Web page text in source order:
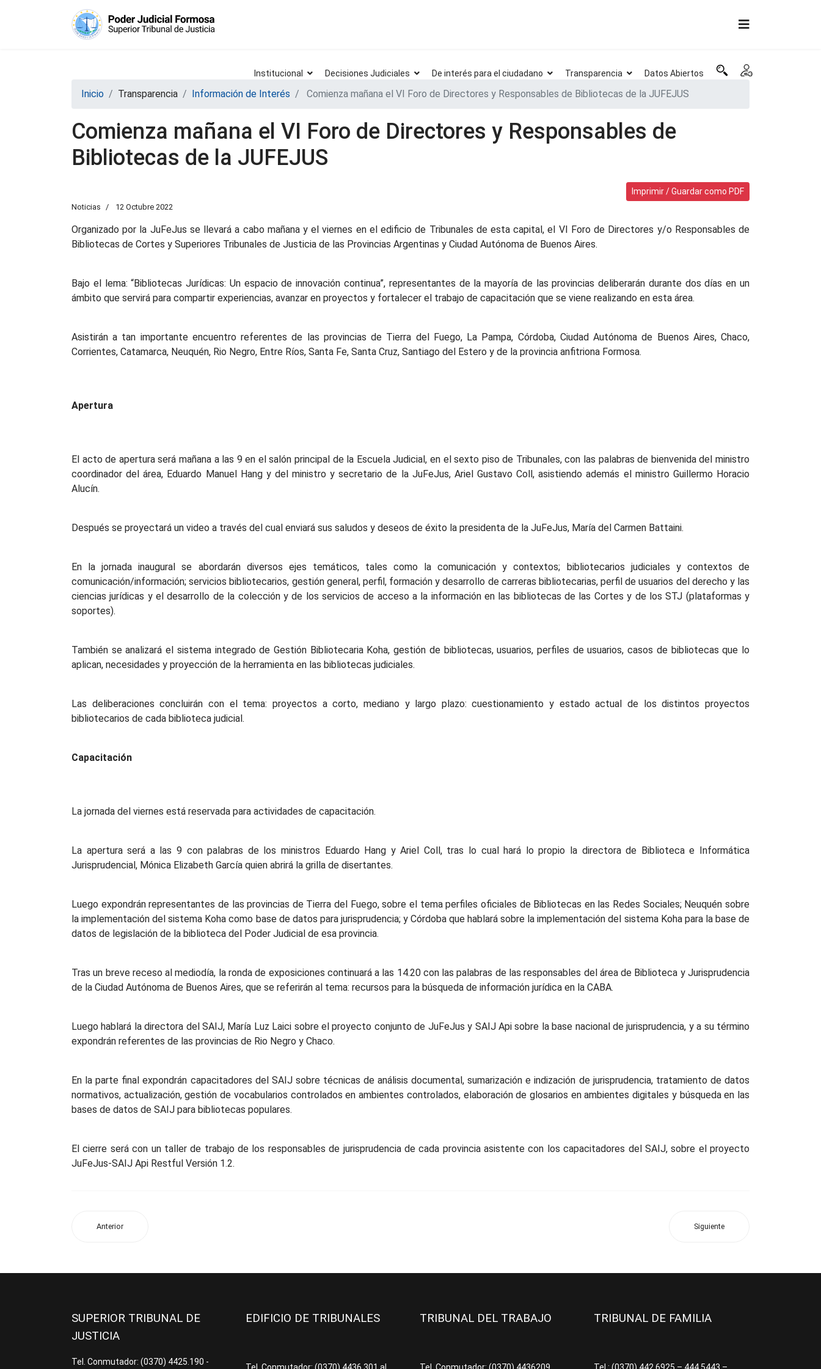
Institucional Decisiones Judiciales De interés para el ciudadano Transparencia Datos Abiertos
Inicio Transparencia Información de Interés Comienza mañana el VI Foro de Directores y Responsables de Bibliotecas de la JUFEJUS
Comienza mañana el VI Foro de Directores y Responsables de
Bibliotecas de la JUFEJUS
Imprimir / Guardar como PDF
Noticias 12 Octubre 2022
Organizado por la JuFeJus se llevará a cabo mañana y el viernes en el edificio de Tribunales de esta capital, el VI Foro de Directores y/o Responsables de
Bibliotecas de Cortes y Superiores Tribunales de Justicia de las Provincias Argentinas y Ciudad Autónoma de Buenos Aires.
Bajo el lema: “Bibliotecas Jurídicas: Un espacio de innovación continua”, representantes de la mayoría de las provincias deliberarán durante dos días en un
ámbito que servirá para compartir experiencias, avanzar en proyectos y fortalecer el trabajo de capacitación que se viene realizando en esta área.
Asistirán a tan importante encuentro referentes de las provincias de Tierra del Fuego, La Pampa, Córdoba, Ciudad Autónoma de Buenos Aires, Chaco,
Corrientes, Catamarca, Neuquén, Rio Negro, Entre Ríos, Santa Fe, Santa Cruz, Santiago del Estero y de la provincia anfitriona Formosa.
Apertura
El acto de apertura será mañana a las 9 en el salón principal de la Escuela Judicial, en el sexto piso de Tribunales, con las palabras de bienvenida del ministro
coordinador del área, Eduardo Manuel Hang y del ministro y secretario de la JuFeJus, Ariel Gustavo Coll, asistiendo además el ministro Guillermo Horacio
Alucín.
Después se proyectará un video a través del cual enviará sus saludos y deseos de éxito la presidenta de la JuFeJus, María del Carmen Battaini.
En la jornada inaugural se abordarán diversos ejes temáticos, tales como la comunicación y contextos; bibliotecarios judiciales y contextos de
comunicación/información; servicios bibliotecarios, gestión general, perfil, formación y desarrollo de carreras bibliotecarias, perfil de usuarios del derecho y las
ciencias jurídicas y el desarrollo de la colección y de los servicios de acceso a la información en las bibliotecas de las Cortes y de los STJ (plataformas y
soportes).
También se analizará el sistema integrado de Gestión Bibliotecaria Koha, gestión de bibliotecas, usuarios, perfiles de usuarios, casos de bibliotecas que lo
aplican, necesidades y proyección de la herramienta en las bibliotecas judiciales.
Las deliberaciones concluirán con el tema: proyectos a corto, mediano y largo plazo: cuestionamiento y estado actual de los distintos proyectos
bibliotecarios de cada biblioteca judicial.
Capacitación
La jornada del viernes está reservada para actividades de capacitación.
La apertura será a las 9 con palabras de los ministros Eduardo Hang y Ariel Coll, tras lo cual hará lo propio la directora de Biblioteca e Informática
Jurisprudencial, Mónica Elizabeth García quien abrirá la grilla de disertantes.
Luego expondrán representantes de las provincias de Tierra del Fuego, sobre el tema perfiles oficiales de Bibliotecas en las Redes Sociales; Neuquén sobre
la implementación del sistema Koha como base de datos para jurisprudencia; y Córdoba que hablará sobre la implementación del sistema Koha para la base de
datos de legislación de la biblioteca del Poder Judicial de esa provincia.
Tras un breve receso al mediodía, la ronda de exposiciones continuará a las 14.20 con las palabras de las responsables del área de Biblioteca y Jurisprudencia
de la Ciudad Autónoma de Buenos Aires, que se referirán al tema: recursos para la búsqueda de información jurídica en la CABA.
Luego hablará la directora del SAIJ, María Luz Laici sobre el proyecto conjunto de JuFeJus y SAIJ Api sobre la base nacional de jurisprudencia, y a su término
expondrán referentes de las provincias de Rio Negro y Chaco.
En la parte final expondrán capacitadores del SAIJ sobre técnicas de análisis documental, sumarización e indización de jurisprudencia, tratamiento de datos
normativos, actualización, gestión de vocabularios controlados en ambientes controlados, elaboración de glosarios en ambientes digitales y búsqueda en las
bases de datos de SAIJ para bibliotecas populares.
El cierre será con un taller de trabajo de los responsables de jurisprudencia de cada provincia asistente con los capacitadores del SAIJ, sobre el proyecto
JuFeJus-SAIJ Api Restful Versión 1.2.
Anterior Siguiente
SUPERIOR TRIBUNAL DE
JUSTICIA
Tel. Conmutador: (0370) 4425.190 -
EDIFICIO DE TRIBUNALES TRIBUNAL DEL TRABAJO TRIBUNAL DE FAMILIA